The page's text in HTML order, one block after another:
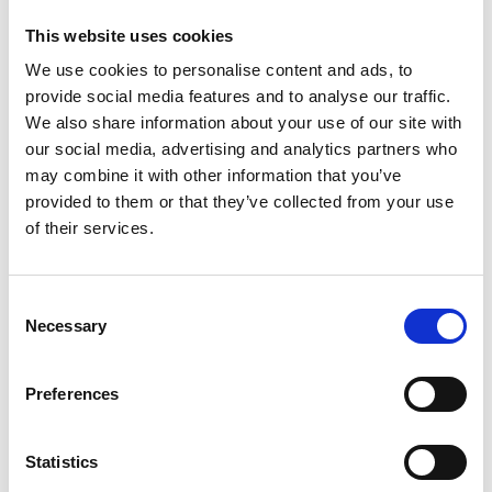
This website uses cookies
We use cookies to personalise content and ads, to
provide social media features and to analyse our traffic.
We also share information about your use of our site with
our social media, advertising and analytics partners who
may combine it with other information that you’ve
provided to them or that they’ve collected from your use
of their services.
Selection
Necessary
Preferences
Statistics
esta sierra única, poblada de bosques y bañada por el aire fresco
del Mediterráneo, está nuestro
EcoResort
, un lugar pensado para
brindarte espacios de comodidad, relax y disfrute en total
equilibrio con la naturaleza.
Durante tu estancia podrás descansar en unasuite con jardín
privado, tomar el desayuno y meditar contemplando los bosques.
Después, una masía del siglo XV te espera para que disfrutes de
lado, vive una experiencia gastronómica sostenible, degustando
Disfruta unos días fuera de la rutina de la ciudad compartiendo
las tradiciones de Navidad en un lugar lleno de paz y buena